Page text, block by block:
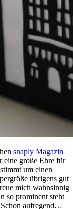
snaply Magazin
eine große Ehre für
um einen
übrigens gut
mich wahnsinnig
so prominent steht
Schon aufregend…